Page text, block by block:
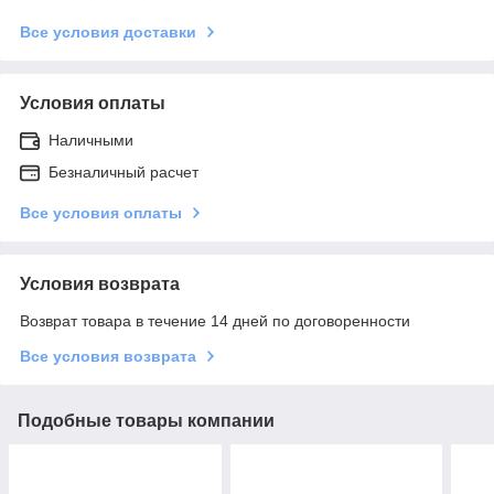
Все условия доставки
Условия оплаты
Наличными
Безналичный расчет
Все условия оплаты
Условия возврата
Возврат товара в течение 14 дней по договоренности
Все условия возврата
Подобные товары компании